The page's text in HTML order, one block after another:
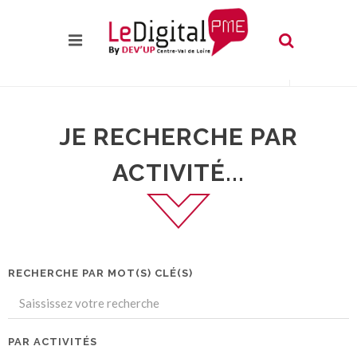
JE RECHERCHE PAR
ACTIVITÉ...
RECHERCHE PAR MOT(S) CLÉ(S)
PAR ACTIVITÉS